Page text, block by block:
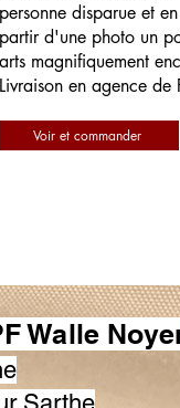
personne disparue et
partir d'une photo un
arts magnifiquement
Livraison en agence de
Voir et commander
Walle